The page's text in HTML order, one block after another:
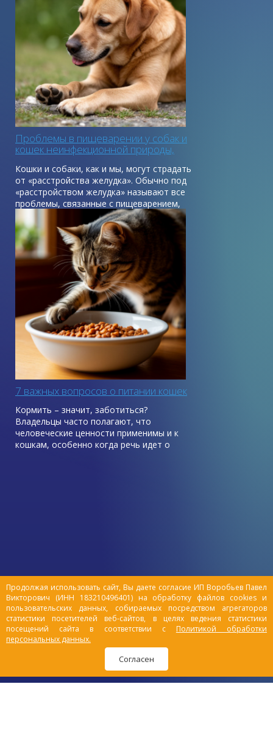
Продолжая использовать сайт, Вы даете согласие ИП Воробьев Павел
Викторович (ИНН 183210496401) на обработку файлов cookies и
пользовательских данных, собираемых посредством агрегаторов
статистики посетителей веб-сайтов, в целях ведения статистики
посещений сайта в соответствии с Политикой обработки
персональных данных.
Согласен
Проблемы в пищеварении у собак и
кошек неинфекционной природы,
первая помощь
Кошки и собаки, как и мы, могут страдать
от «расстройства желудка». Обычно под
«расстройством желудка» называют все
проблемы, связанные с пищеварением,
будь то диарея, рвота или отравление.
С людьми все проще, мы обычно знаем,
чем мы отравились, быстро реагируем на
недомогания и понимаем, что нужно
сделать, чтобы стало легче. С питомцами
сложнее: мы не всегда можем угадать,
какой продукт вызвал проблемы с
желудком.
7 важных вопросов о питании кошек
Кормить – значит, заботиться?
Владельцы часто полагают, что
человеческие ценности применимы и к
кошкам, особенно когда речь идет о